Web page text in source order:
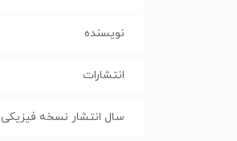
نویسنده
انتشارات
سال انتشار نسخه فیزیکی